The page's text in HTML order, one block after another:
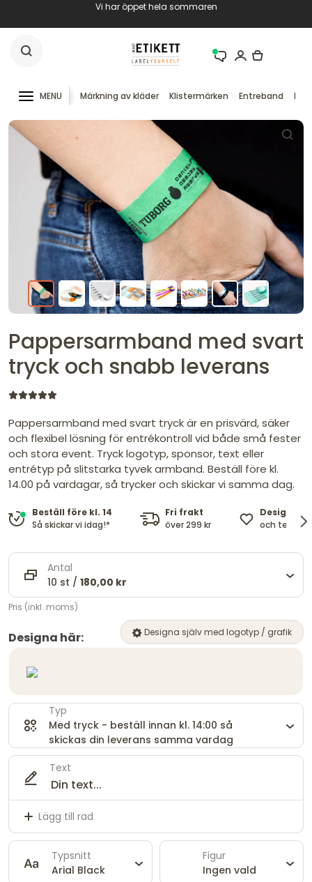
Vi har öppet hela sommaren
MENU Märkning av kläder Klistermärken Entreband RFID
Pappersarmband med svart
tryck och snabb leverans
Pappersarmband med svart tryck är en prisvärd, säker
och flexibel lösning för entrékontroll vid både små fester
och stora event. Tryck logotyp, sponsor, text eller
entrétyp på slitstarka tyvek armband. Beställ före kl.
14.00 på vardagar, så trycker och skickar vi samma dag.
Beställ före kl. 14
Så skickar vi idag!*
Fri frakt
över 299 kr
Design
och text
Antal
10 st / 180,00 kr
Pris (inkl. moms)
Designa här: Designa själv med logotyp / grafik
Typ
Med tryck - beställ innan kl. 14:00 så
skickas din leverans samma vardag
Text
Lägg till rad
Typsnitt
Arial Black
Figur
Ingen vald